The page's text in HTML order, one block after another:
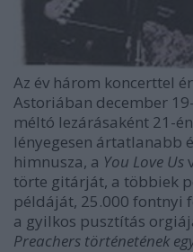
Az év három koncerttel
Astoriában december
méltó lezárásaként 21-
lényegesen ártatlanabb
himnusza, a You Love Us
törte gitárját, a többiek
példáját, 25.000 fontnyi
a gyilkos pusztítás
Preachers történetének